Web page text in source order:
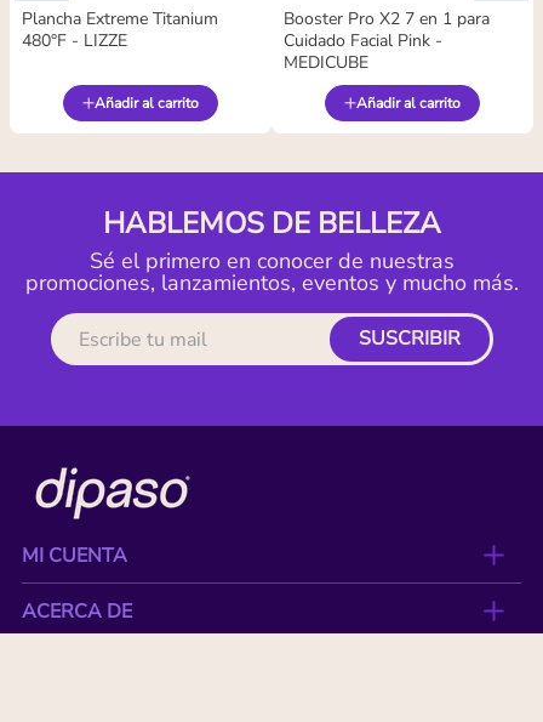
Plancha Extreme Titanium
480°F - LIZZE
Añadir al carrito
Booster Pro X2 7 en 1 para
Cuidado Facial Pink -
MEDICUBE
Añadir al carrito
HABLEMOS DE BELLEZA
Sé el primero en conocer de nuestras
promociones, lanzamientos, eventos y mucho más.
SUSCRIBIR
MI CUENTA
ACERCA DE